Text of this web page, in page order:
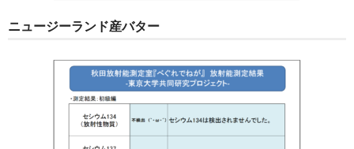
ニュージーランド産バター